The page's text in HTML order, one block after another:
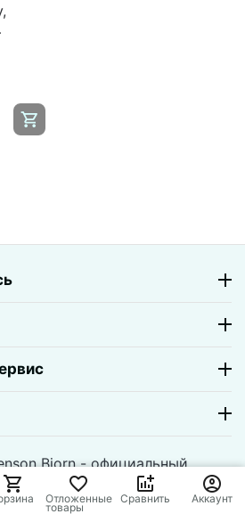
Bjorn - официальный
Cart и премиум темы —
© AB:
Отложенные
товары
Сравнить Аккаунт